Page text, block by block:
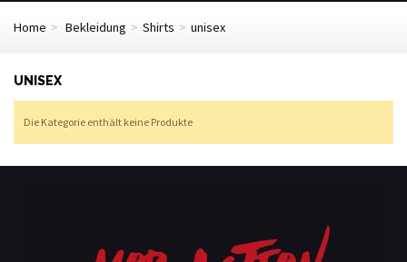
Home > Bekleidung > Shirts > unisex
UNISEX
Die Kategorie enthält keine Produkte